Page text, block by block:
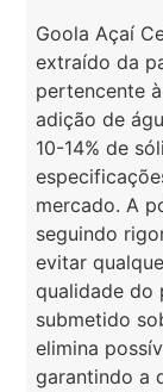
Goola Açaí
extraído da
pertencente
adição de
10-14% de
mercado. A
seguindo
evitar
qualidade do
submetido
elimina
garantindo a